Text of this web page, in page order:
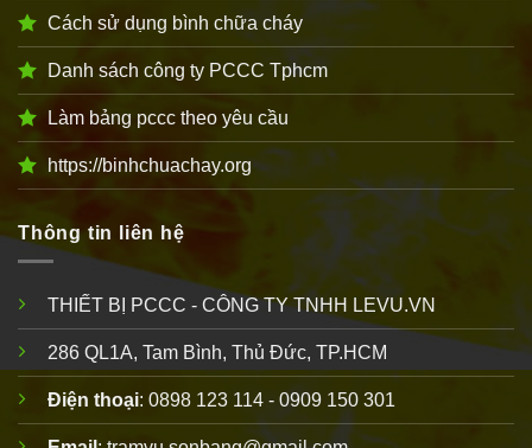
Cách sử dụng bình chữa cháy
Danh sách công ty PCCC Tphcm
Làm bảng pccc theo yêu cầu
https://binhchuachay.org
Thông tin liên hệ
THIẾT BỊ PCCC - CÔNG TY TNHH LEVU.VN
286 QL1A, Tam Bình, Thủ Đức, TP.HCM
Điện thoại: 0898 123 114 - 0909 150 301